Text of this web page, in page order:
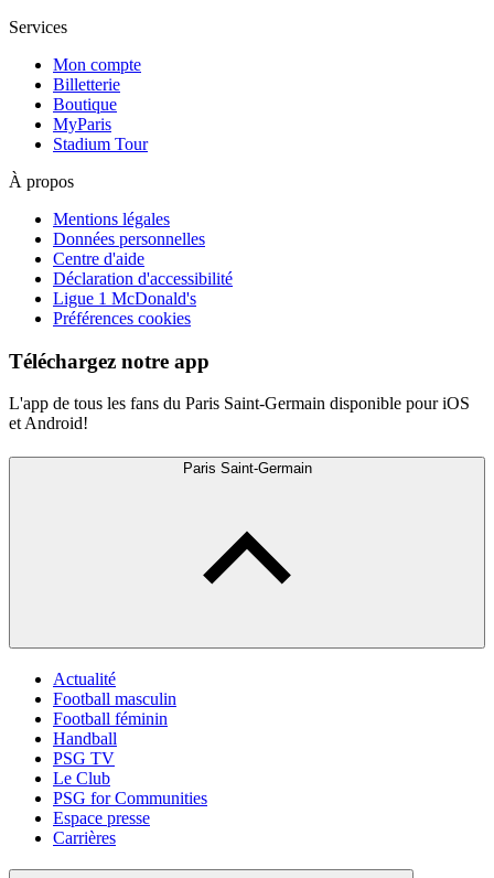
Services
Mon compte
Billetterie
Boutique
MyParis
Stadium Tour
À propos
Mentions légales
Données personnelles
Centre d'aide
Déclaration d'accessibilité
Ligue 1 McDonald's
Préférences cookies
Téléchargez notre app
L'app de tous les fans du Paris Saint-Germain disponible pour iOS
et Android!
Paris Saint-Germain
Actualité
Football masculin
Football féminin
Handball
PSG TV
Le Club
PSG for Communities
Espace presse
Carrières